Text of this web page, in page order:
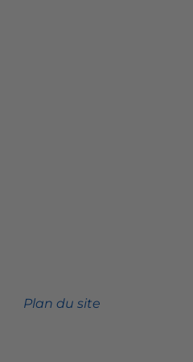
Plan du site